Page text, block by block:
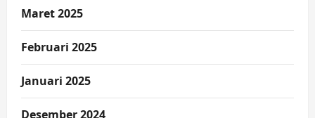
Maret 2025
Februari 2025
Januari 2025
Desember 2024